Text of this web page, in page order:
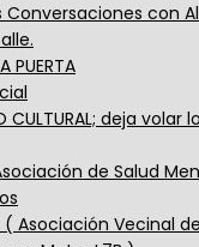
Conversaciones con
PUERTA
CULTURAL; deja volar
de Salud
( Asociación Vecinal